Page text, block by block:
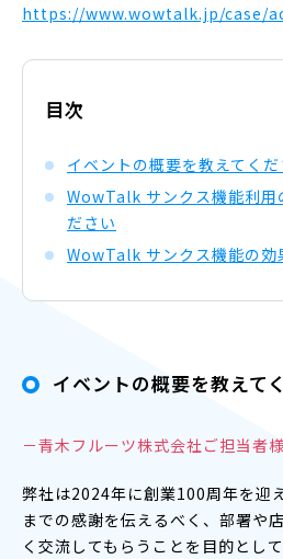
https://www.wowtalk.jp/case/
目次
イベントの概要を教えてくだ
WowTalk サンクス機能利用
ださい
WowTalk サンクス機能の効
イベントの概要を教えて
－青木フルーツ株式会社ご担当者
弊社は2024年に創業100周年を迎
までの感謝を伝えるべく、部署や
く交流してもらうことを目的とし